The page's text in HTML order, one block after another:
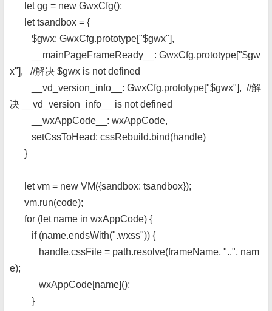
let gg = new GwxCfg();
let tsandbox = {
$gwx: GwxCfg.prototype["$gwx"],
__mainPageFrameReady__: GwxCfg.prototype["$gw
x"], //解决 $gwx is not defined
__vd_version_info__: GwxCfg.prototype["$gwx"], //解
决 __vd_version_info__ is not defined
__wxAppCode__: wxAppCode,
setCssToHead: cssRebuild.bind(handle)
}
let vm = new VM({sandbox: tsandbox});
vm.run(code);
for (let name in wxAppCode) {
if (name.endsWith(".wxss")) {
handle.cssFile = path.resolve(frameName, "..", nam
e);
wxAppCode[name]();
}